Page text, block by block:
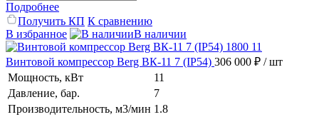
Подробнее
Получить КП К сравнению
В избранное
В наличии
Винтовой компрессор Berg ВК-11 7 (IP54) 306 000 ₽ / шт
Мощность, кВт
11
Давление, бар.
7
Производительность, м3/мин 1.8